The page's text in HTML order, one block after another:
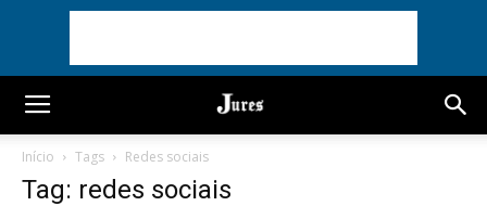
Início Tags Redes sociais
Tag: redes sociais